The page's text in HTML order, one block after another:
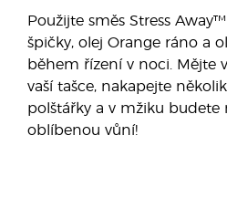
Použijte směs Stress
špičky, olej Orange ráno a
během řízení v noci. Mějte
vaší tašce, nakapejte
polštářky a v mžiku budete
oblíbenou vůní!